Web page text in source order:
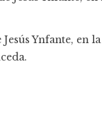
Ynfante, en